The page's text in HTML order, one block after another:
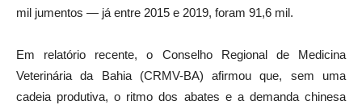
mil jumentos — já entre 2015 e 2019, foram 91,6 mil.
Em relatório recente, o Conselho Regional de Medicina
Veterinária da Bahia (CRMV-BA) afirmou que, sem uma
cadeia produtiva, o ritmo dos abates e a demanda chinesa